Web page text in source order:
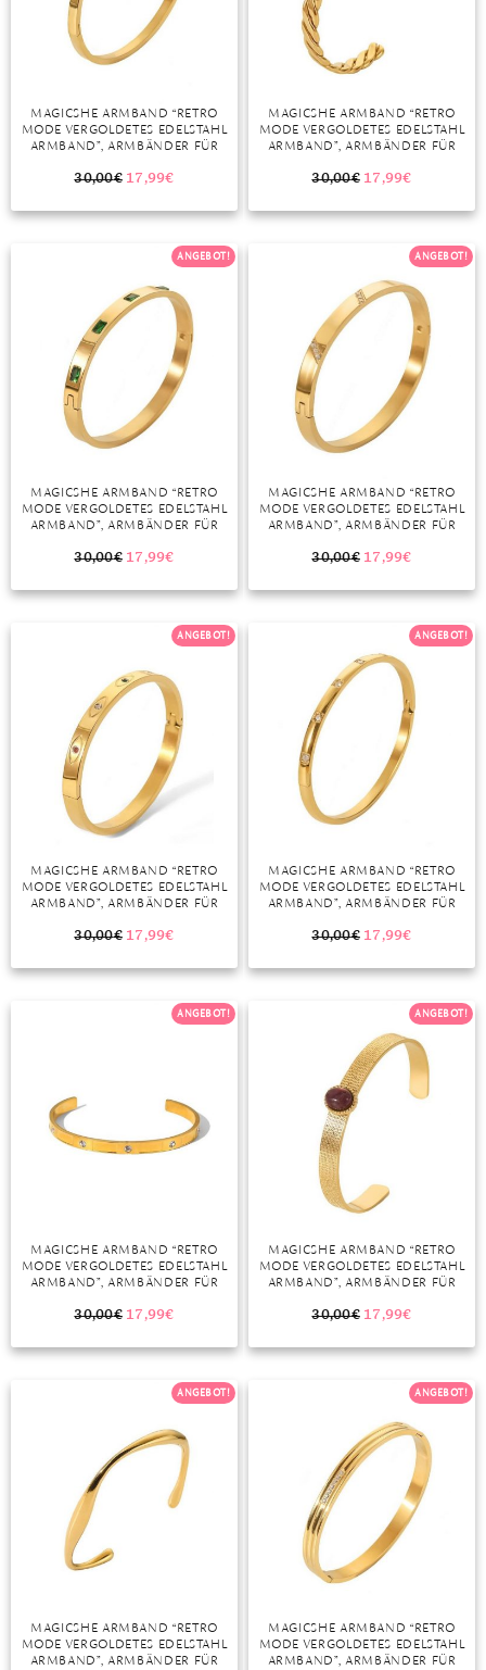
DIOPSID
GRANAT
IOLITH
JADE
KYANIT
LABRADORIT
LAPISLAZULI
MONDSTEIN
MORGANIT
QUARZ
ROSENQUARZ
RUBIN
SAPHIR
UNGLAUBLICH
WINTER
DINNER
ROTER TEPPICH
TREND DES MONATS
MAGICSHE ARMBAND “RETRO
MODE VERGOLDETES EDELSTAHL
ARMBAND”, ARMBÄNDER FÜR
GESCHENKIDEE
30,00€ 17,99€
MAGICSHE ARMBAND “RETRO
MODE VERGOLDETES EDELSTAHL
ARMBAND”, ARMBÄNDER FÜR
GESCHENKIDEE
30,00€ 17,99€
ANGEBOT!
MAGICSHE ARMBAND “RETRO
MODE VERGOLDETES EDELSTAHL
ARMBAND”, ARMBÄNDER FÜR
GESCHENKIDEE
30,00€ 17,99€
ANGEBOT!
MAGICSHE ARMBAND “RETRO
MODE VERGOLDETES EDELSTAHL
ARMBAND”, ARMBÄNDER FÜR
GESCHENKIDEE
30,00€ 17,99€
ANGEBOT!
MAGICSHE ARMBAND “RETRO
MODE VERGOLDETES EDELSTAHL
ARMBAND”, ARMBÄNDER FÜR
GESCHENKIDEE
30,00€ 17,99€
ANGEBOT!
MAGICSHE ARMBAND “RETRO
MODE VERGOLDETES EDELSTAHL
ARMBAND”, ARMBÄNDER FÜR
GESCHENKIDEE
30,00€ 17,99€
ANGEBOT!
MAGICSHE ARMBAND “RETRO
MODE VERGOLDETES EDELSTAHL
ARMBAND”, ARMBÄNDER FÜR
GESCHENKIDEE
30,00€ 17,99€
ANGEBOT!
MAGICSHE ARMBAND “RETRO
MODE VERGOLDETES EDELSTAHL
ARMBAND”, ARMBÄNDER FÜR
GESCHENKIDEE
30,00€ 17,99€
ANGEBOT!
MAGICSHE ARMBAND “RETRO
MODE VERGOLDETES EDELSTAHL
ARMBAND”, ARMBÄNDER FÜR
ANGEBOT!
MAGICSHE ARMBAND “RETRO
MODE VERGOLDETES EDELSTAHL
ARMBAND”, ARMBÄNDER FÜR